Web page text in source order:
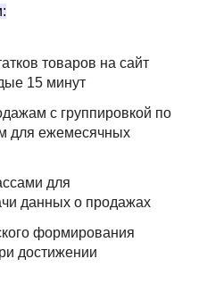
товаров на сайт
15 минут
с группировкой по
для ежемесячных
для
данных о продажах
формирования
достижении